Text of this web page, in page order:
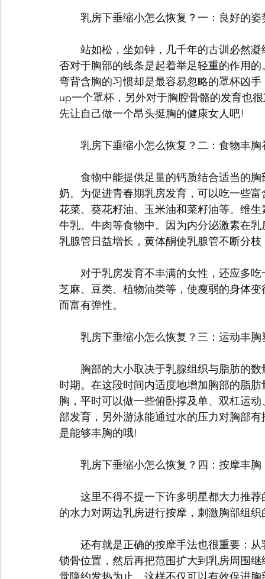
乳房下垂缩小怎么恢复？一：良好的姿
站如松，坐如钟，几千年的古训必然凝
否对于胸部的线条是起着举足轻重的作用
弯背含胸的习惯却是最容易忽略的罩杯凶
up一个罩杯，另外对于胸腔骨骼的发育也
先让自己做一个昂头挺胸的健康女人吧!
乳房下垂缩小怎么恢复？二：食物丰胸
食物中能提供足量的钙质结合适当的胸
奶。为促进青春期乳房发育，可以吃一些
花菜、葵花籽油、玉米油和菜籽油等。维
牛乳、牛肉等食物中。因为内分泌激素在
乳腺管日益增长，黄体酮使乳腺管不断分
对于乳房发育不丰满的女性，还应多吃
芝麻、豆类、植物油类等，使瘦弱的身体
而富有弹性。
乳房下垂缩小怎么恢复？三：运动丰胸
胸部的大小取决于乳腺组织与脂肪的数
时期。在这段时间内适度地增加胸部的脂
胸，平时可以做一些俯卧撑及单、双杠运
部发育，另外游泳能通过水的压力对胸部
是能够丰胸的哦!
乳房下垂缩小怎么恢复？四：按摩丰胸
这里不得不提一下许多明星都大力推荐
的水力对两边乳房进行按摩，刺激胸部组
还有就是正确的按摩手法也很重要：从
锁骨位置，然后再把范围扩大到乳房周围